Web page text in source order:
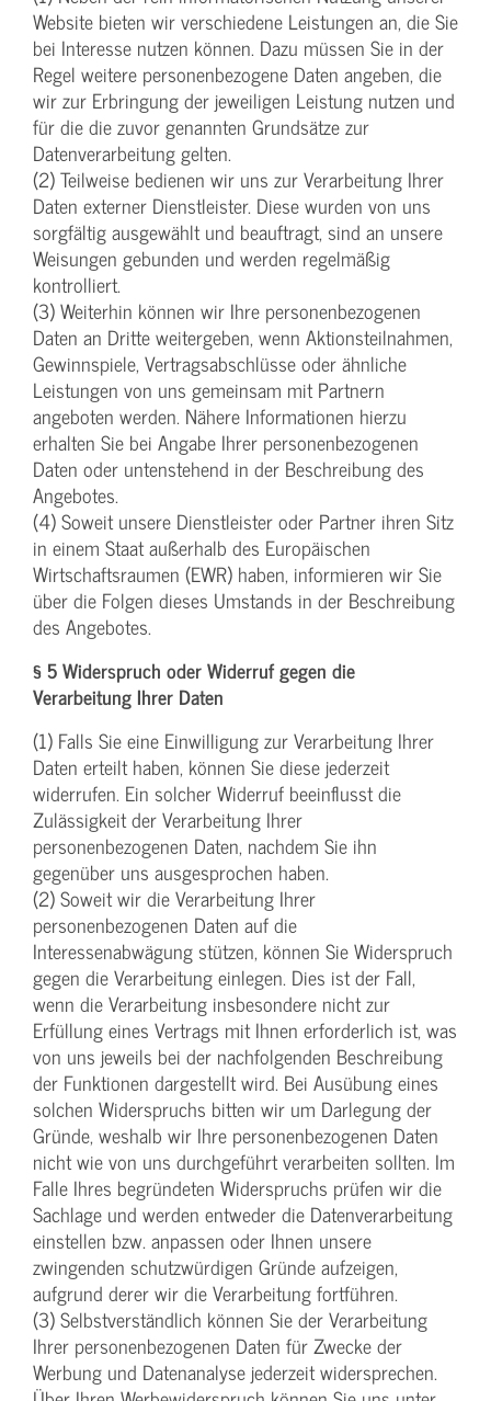
Website bieten wir verschiedene Leistungen an, die Sie
bei Interesse nutzen können. Dazu müssen Sie in der
Regel weitere personenbezogene Daten angeben, die
wir zur Erbringung der jeweiligen Leistung nutzen und
für die die zuvor genannten Grundsätze zur
Datenverarbeitung gelten.
(2) Teilweise bedienen wir uns zur Verarbeitung Ihrer
Daten externer Dienstleister. Diese wurden von uns
sorgfältig ausgewählt und beauftragt, sind an unsere
Weisungen gebunden und werden regelmäßig
kontrolliert.
(3) Weiterhin können wir Ihre personenbezogenen
Daten an Dritte weitergeben, wenn Aktionsteilnahmen,
Gewinnspiele, Vertragsabschlüsse oder ähnliche
Leistungen von uns gemeinsam mit Partnern
angeboten werden. Nähere Informationen hierzu
erhalten Sie bei Angabe Ihrer personenbezogenen
Daten oder untenstehend in der Beschreibung des
Angebotes.
(4) Soweit unsere Dienstleister oder Partner ihren Sitz
in einem Staat außerhalb des Europäischen
Wirtschaftsraumen (EWR) haben, informieren wir Sie
über die Folgen dieses Umstands in der Beschreibung
des Angebotes.
§ 5 Widerspruch oder Widerruf gegen die
Verarbeitung Ihrer Daten
(1) Falls Sie eine Einwilligung zur Verarbeitung Ihrer
Daten erteilt haben, können Sie diese jederzeit
widerrufen. Ein solcher Widerruf beeinflusst die
Zulässigkeit der Verarbeitung Ihrer
personenbezogenen Daten, nachdem Sie ihn
gegenüber uns ausgesprochen haben.
(2) Soweit wir die Verarbeitung Ihrer
personenbezogenen Daten auf die
Interessenabwägung stützen, können Sie Widerspruch
gegen die Verarbeitung einlegen. Dies ist der Fall,
wenn die Verarbeitung insbesondere nicht zur
Erfüllung eines Vertrags mit Ihnen erforderlich ist, was
von uns jeweils bei der nachfolgenden Beschreibung
der Funktionen dargestellt wird. Bei Ausübung eines
solchen Widerspruchs bitten wir um Darlegung der
Gründe, weshalb wir Ihre personenbezogenen Daten
nicht wie von uns durchgeführt verarbeiten sollten. Im
Falle Ihres begründeten Widerspruchs prüfen wir die
Sachlage und werden entweder die Datenverarbeitung
einstellen bzw. anpassen oder Ihnen unsere
zwingenden schutzwürdigen Gründe aufzeigen,
aufgrund derer wir die Verarbeitung fortführen.
(3) Selbstverständlich können Sie der Verarbeitung
Ihrer personenbezogenen Daten für Zwecke der
Werbung und Datenanalyse jederzeit widersprechen.